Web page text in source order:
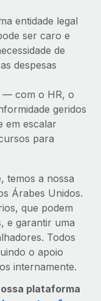
entidade legal
ser caro e
de
despesas
— com o HR, o
geridos
em escalar
para
temos a nossa
Árabes Unidos.
que podem
e garantir uma
Todos
o apoio
internamente.
plataforma